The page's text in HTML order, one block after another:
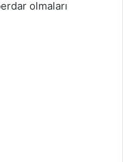
olmaları